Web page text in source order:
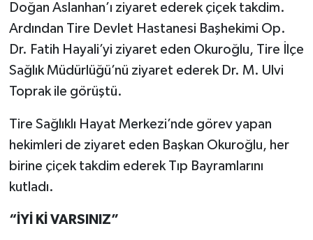
Doğan Aslanhan’ı ziyaret ederek çiçek takdim.
Ardından Tire Devlet Hastanesi Başhekimi Op.
Dr. Fatih Hayali’yi ziyaret eden Okuroğlu, Tire İlçe
Sağlık Müdürlüğü’nü ziyaret ederek Dr. M. Ulvi
Toprak ile görüştü.
Tire Sağlıklı Hayat Merkezi’nde görev yapan
hekimleri de ziyaret eden Başkan Okuroğlu, her
birine çiçek takdim ederek Tıp Bayramlarını
kutladı.
“İYİ Kİ VARSINIZ”